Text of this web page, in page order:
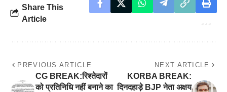
Share This
Article
PREVIOUS ARTICLE
CG BREAK:रिश्तेदारों
को प्रतिनिधि नहीं बनाने का
NEXT ARTICLE
KORBA BREAK:
दिनदहाड़े BJP नेता अक्षय